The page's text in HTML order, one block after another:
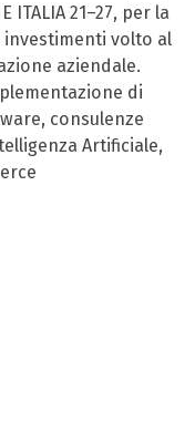
ITALIA 21–27, per la
investimenti volto al
aziendale.
di
consulenze
Artificiale,